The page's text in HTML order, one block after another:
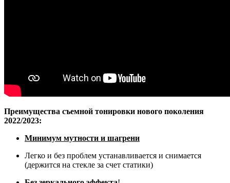
Преимущества съемной тонировки нового поколения
2022/2023:
Минимум мутности и шагрени
Легко и без проблем устанавливается и снимается
(держится на стекле за счет статики)